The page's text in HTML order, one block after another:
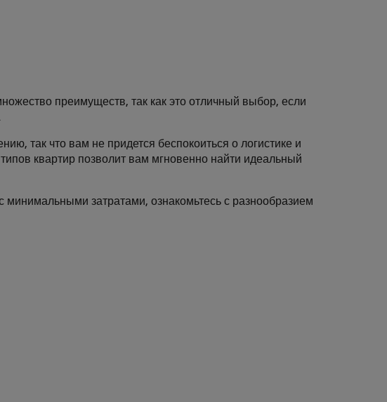
преимуществ, так как это отличный выбор, если
так что вам не придется беспокоиться о логистике и
квартир позволит вам мгновенно найти идеальный
затратами, ознакомьтесь с разнообразием